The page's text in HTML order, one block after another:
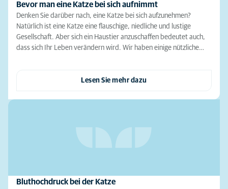
Bevor man eine Katze bei sich aufnimmt
Denken Sie darüber nach, eine Katze bei sich aufzunehmen?
Natürlich ist eine Katze eine flauschige, niedliche und lustige
Gesellschaft. Aber sich ein Haustier anzuschaffen bedeutet auch,
dass sich Ihr Leben verändern wird. Wir haben einige nützliche…
Lesen Sie mehr dazu
Bluthochdruck bei der Katze